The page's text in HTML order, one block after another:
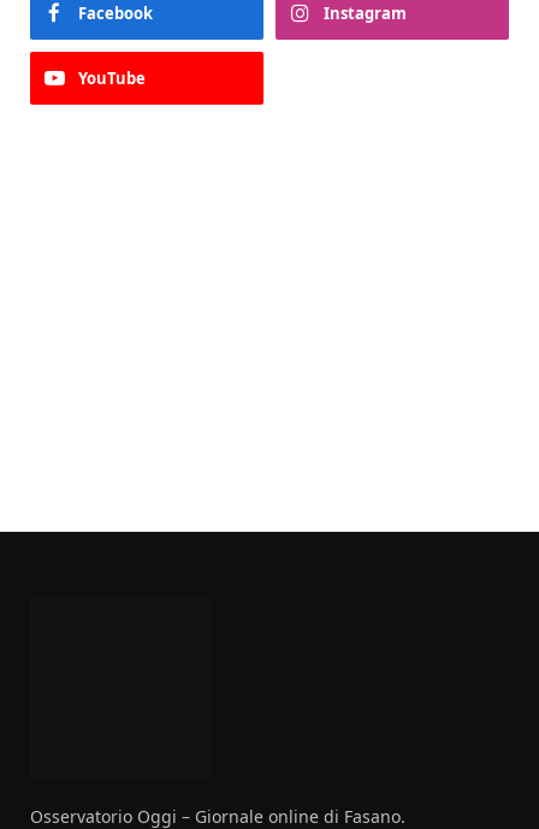
Facebook Instagram
YouTube
Osservatorio Oggi – Giornale online di Fasano.